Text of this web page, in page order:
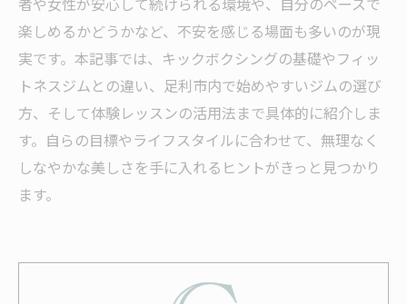
楽しめるかどうかなど、不安を感じる場面も多いのが現
実です。本記事では、キックボクシングの基礎やフィッ
トネスジムとの違い、足利市内で始めやすいジムの選び
方、そして体験レッスンの活用法まで具体的に紹介しま
す。自らの目標やライフスタイルに合わせて、無理なく
しなやかな美しさを手に入れるヒントがきっと見つかり
ます。